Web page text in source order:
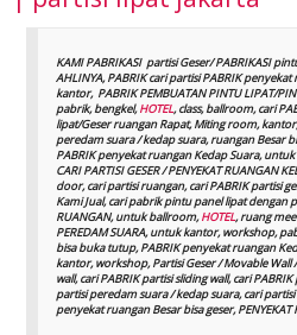
KAMI PABRIKASI partisi Geser/ PABRIKASI
AHLINYA, PABRIK cari partisi PABRIK
kantor, PABRIK PEMBUATAN PINTU LIPAT/
pabrik, bengkel,HOTEL, class, ballroom, cari
lipat/Geser ruangan Rapat, Miting room,
peredam suara / kedap suara, ruangan Besar
PABRIK penyekat ruangan Kedap Suara,
CARI PARTISI GESER / PENYEKAT RUANGAN
door, cari partisi ruangan, cari PABRIK partisi
Kami Jual, cari pabrik pintu panel lipat dengan
RUANGAN, untuk ballroom,HOTEL, ruang
PEREDAM SUARA, untuk kantor, workshop,
bisa buka tutup, PABRIK penyekat ruangan
kantor, workshop, Partisi Geser / Movable
wall, cari PABRIK partisi sliding wall, cari
partisi peredam suara / kedap suara, cari
penyekat ruangan Besar bisa geser, PENYEKAT